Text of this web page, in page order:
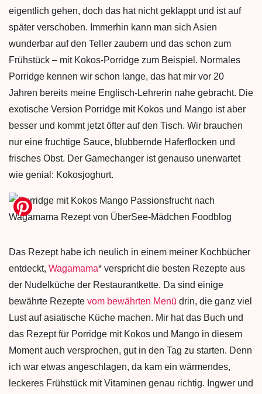
eigentlich gehen, doch das hat nicht geklappt und ist auf
später verschoben. Immerhin kann man sich Asien
wunderbar auf den Teller zaubern und das schon zum
Frühstück – mit Kokos-Porridge zum Beispiel. Normales
Porridge kennen wir schon lange, das hat mir vor 20
Jahren bereits meine Englisch-Lehrerin nahe gebracht. Die
exotische Version Porridge mit Kokos und Mango ist aber
besser und kommt jetzt öfter auf den Tisch. Wir brauchen
nur eine fruchtige Sauce, blubbernde Haferflocken und
frisches Obst. Der Gamechanger ist genauso unerwartet
wie genial: Kokosjoghurt.
Das Rezept habe ich neulich in einem meiner Kochbücher
entdeckt, Wagamama* verspricht die besten Rezepte aus
der Nudelküche der Restaurantkette. Da sind einige
bewährte Rezepte vom bewährten Menü drin, die ganz viel
Lust auf asiatische Küche machen. Mir hat das Buch und
das Rezept für Porridge mit Kokos und Mango in diesem
Moment auch versprochen, gut in den Tag zu starten. Denn
ich war etwas angeschlagen, da kam ein wärmendes,
leckeres Frühstück mit Vitaminen genau richtig. Ingwer und